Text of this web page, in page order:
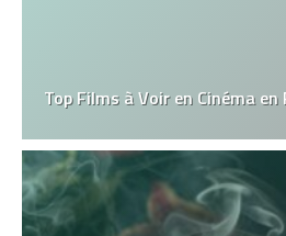
Top Films à Voir en Cinéma